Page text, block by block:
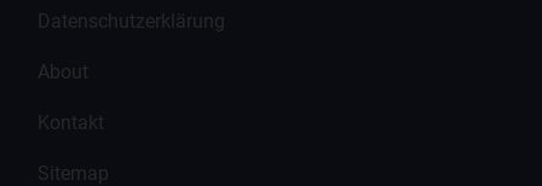
Datenschutzerklärung
About
Kontakt
Sitemap